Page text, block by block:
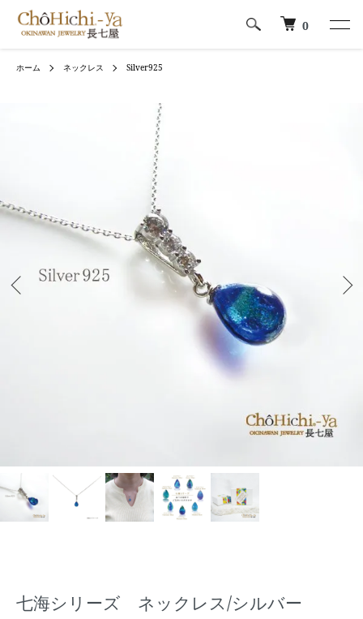
0
ホーム ネックレス Silver925
七海シリーズ ネックレス/シルバー